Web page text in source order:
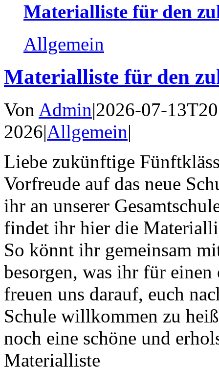
Materialliste für den
Allgemein
Materialliste für den
Von Admin|2026-07-
2026|Allgemein|
Liebe zukünftige
Vorfreude auf das neue
ihr an unserer
findet ihr hier die
So könnt ihr gemeinsam
besorgen, was ihr für
freuen uns darauf, euch
Schule willkommen zu
noch eine schöne und
Materialliste